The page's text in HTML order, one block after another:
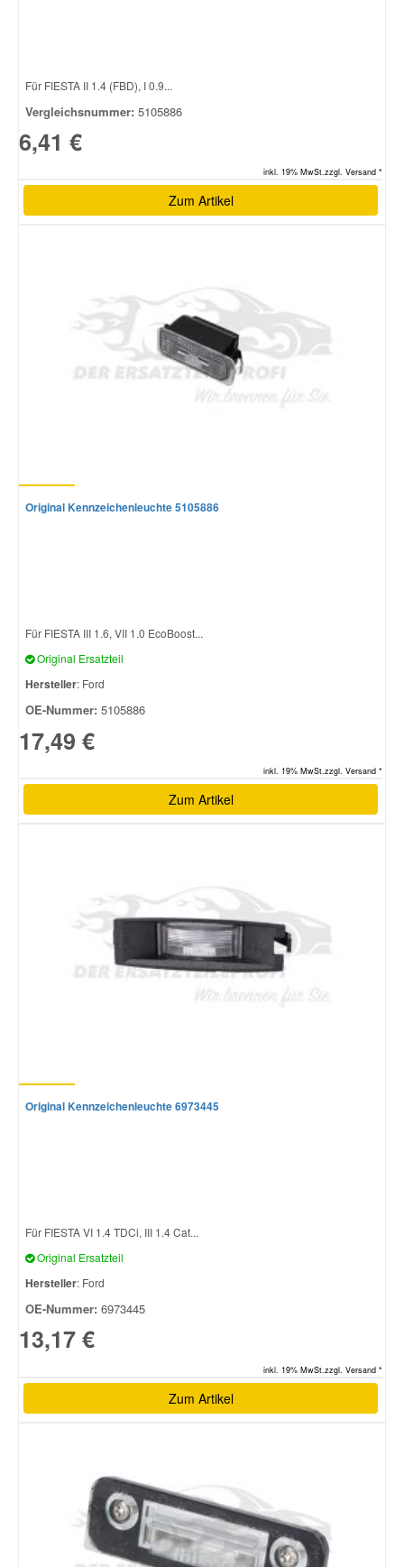
Für FIESTA II 1.4 (FBD), I 0.9...
Vergleichsnummer: 5105886
6,41 €
inkl. 19% MwSt.zzgl. Versand *
Zum Artikel
Original Kennzeichenleuchte 5105886
Für FIESTA III 1.6, VII 1.0 EcoBoost...
Original Ersatzteil
Hersteller: Ford
OE-Nummer: 5105886
17,49 €
inkl. 19% MwSt.zzgl. Versand *
Zum Artikel
Original Kennzeichenleuchte 6973445
Für FIESTA VI 1.4 TDCi, III 1.4 Cat...
Original Ersatzteil
Hersteller: Ford
OE-Nummer: 6973445
13,17 €
inkl. 19% MwSt.zzgl. Versand *
Zum Artikel